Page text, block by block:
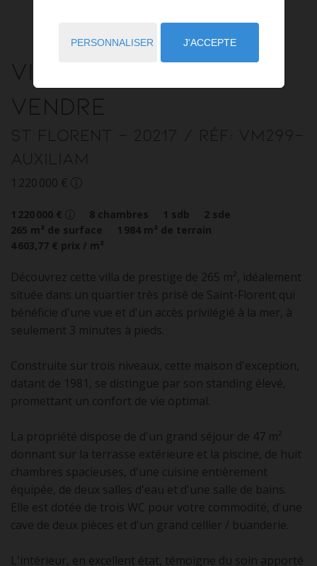
Villa 9 pièces à
vendre
St Florent - 20217 / Réf: VM299-
AUXILIAM
1 220 000 €
1 220 000 € 8 chambres 1 sdb 2 sde
265 m² de surface 1 984 m² de terrain
4 603,77 € prix / m²
Découvrez cette villa de prestige de 265 m², idéalement
située dans un quartier très prisé de Saint-Florent qui
bénéficie d'une vue et d'un accès privilégié à la mer, à
seulement 3 minutes à pieds.
Construite sur trois niveaux, cette maison d'exception,
datant de 1981, se distingue par son standing élevé,
promettant un confort de vie optimal.
La propriété dispose de d'un grand séjour de 47 m²
donnant sur la terrasse extérieure et la piscine, de huit
chambres spacieuses, d'une cuisine entièrement
équipée, de deux salles d'eau et d'une salle de bains.
Elle est dotée de trois WC pour votre commodité, d'une
cave de deux pièces et d'un grand cellier / buanderie.
L'intérieur, en excellent état, témoigne du soin apporté
PERSONNALISER J'ACCEPTE